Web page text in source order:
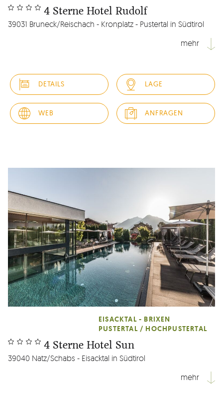
4 Sterne Hotel Rudolf
39031 Bruneck/Reischach - Kronplatz - Pustertal in Südtirol
mehr
Lächeln. Mit diesem heißen wir Sie in unserem 4-Sterne
Hotel am Kronplatz auch Willkommen, zu Ihrem
wohlverdienten Urlaub. Und wir sind uns sicher, schon bald
werden Sie es spüren: das Gefühl angekommen zu sein
und den Charme unseres Vier...
DETAILS LAGE
WEB ANFRAGEN
4 Sterne Hotel Sun
39040 Natz/Schabs - Eisacktal in Südtirol
EISACKTAL - BRIXEN
PUSTERTAL / HOCHPUSTERTAL
mehr